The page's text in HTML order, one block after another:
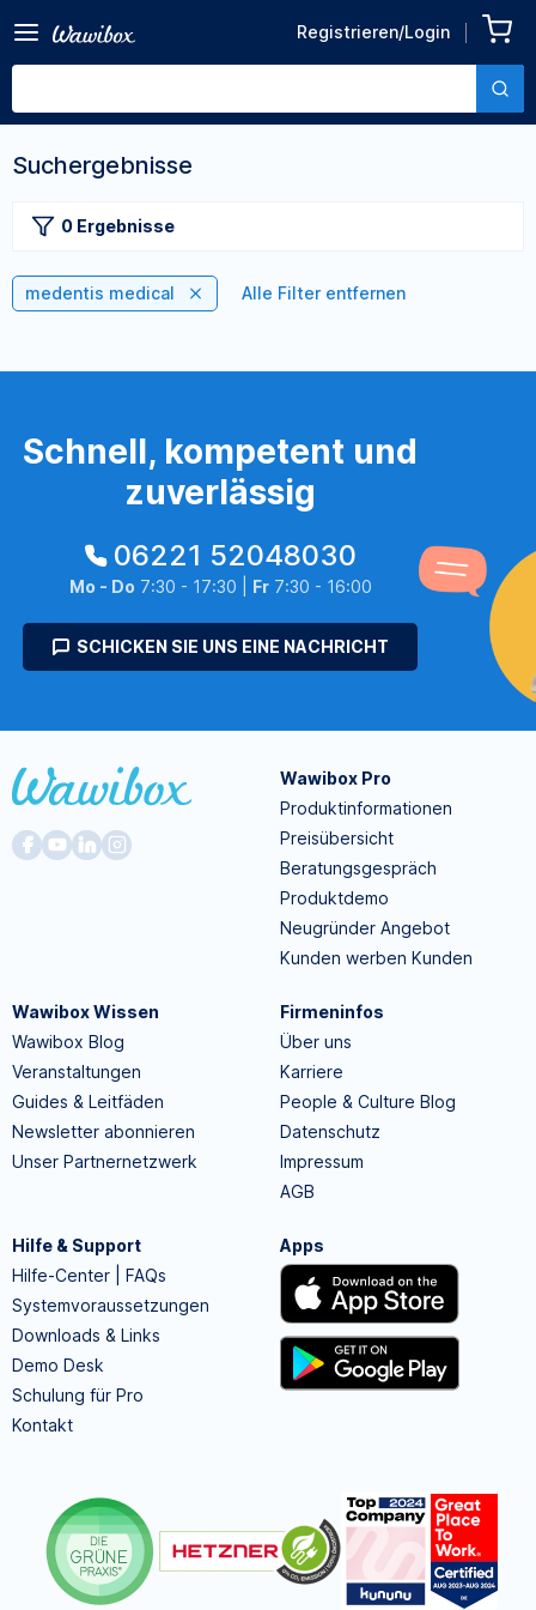
Registrieren/Login
Suchergebnisse
0 Ergebnisse
medentis medical Alle Filter entfernen
Schnell, kompetent und
zuverlässig
06221 52048030
Mo - Do 7:30 - 17:30 | Fr7:30 - 16:00
SCHICKEN SIE UNS EINE NACHRICHT
Wawibox Pro
Produktinformationen
Preisübersicht
Beratungsgespräch
Produktdemo
Neugründer Angebot
Kunden werben Kunden
Wawibox Wissen
Wawibox Blog
Veranstaltungen
Guides & Leitfäden
Newsletter abonnieren
Unser Partnernetzwerk
Firmeninfos
Über uns
Karriere
People & Culture Blog
Datenschutz
Impressum
AGB
Hilfe & Support
Hilfe-Center | FAQs
Systemvoraussetzungen
Downloads & Links
Demo Desk
Schulung für Pro
Kontakt
Apps